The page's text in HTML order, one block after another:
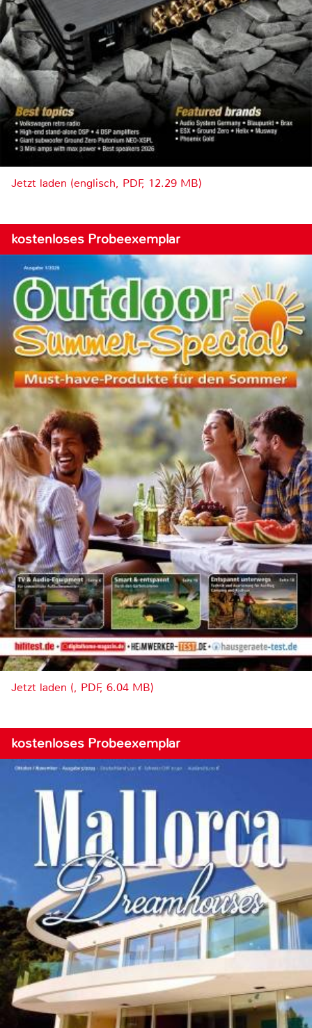
Jetzt laden (englisch, PDF, 12.29 MB)
kostenloses Probeexemplar
Jetzt laden (, PDF, 6.04 MB)
kostenloses Probeexemplar